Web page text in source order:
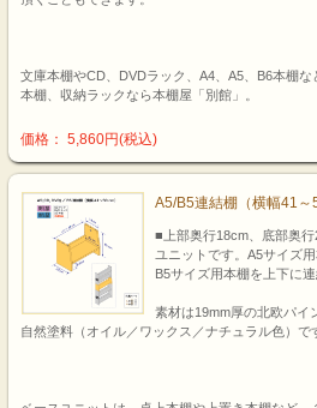
文庫本棚やCD、DVDラック、A4、A5、B6本棚
本棚、収納ラックなら本棚屋「別館」。
価格： 5,860円(税込)
A5/B5連結棚（横幅41～
■上部奥行18cm、底部奥
ユニットです。A5サイズ
B5サイズ用本棚を上下に連
素材は19mm厚の北欧パイ
自然塗料（オイル／ワックス／ナチュラル色）で